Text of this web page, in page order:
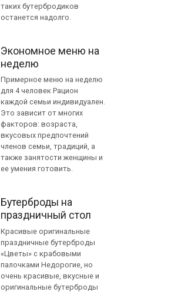
таких бутербродиков
останется надолго.
Экономное меню на
неделю
Примерное меню на неделю
для 4 человек Рацион
каждой семьи индивидуален.
Это зависит от многих
факторов: возраста,
вкусовых предпочтений
членов семьи, традиций, а
также занятости женщины и
ее умения готовить.
Бутерброды на
праздничный стол
Красивые оригинальные
праздничные бутерброды
«Цветы» с крабовыми
палочками Недорогие, но
очень красивые, вкусные и
оригинальные бутерброды